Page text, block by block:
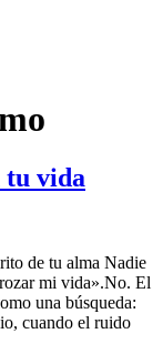
tu vida
de tu alma Nadie
mi vida».No. El
una búsqueda:
cuando el ruido